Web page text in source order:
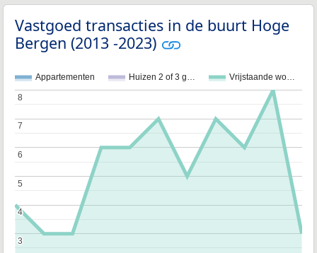
Vastgoed transacties in de buurt Hoge
Bergen (2013 -2023)
Appartementen Huizen 2 of 3 g… Vrijstaande wo…
3
3
4
4
5
5
6
6
7
7
8
8